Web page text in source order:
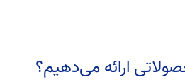
ارائه می‌دهیم؟